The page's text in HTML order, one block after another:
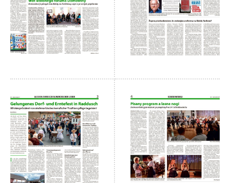
Casnik online
połny pśistup za Nowy
Casnik online a za e-
cełe wudaśe k
lazowanju online
archiw slědnych
wudaśow
fotografije
woglědaś, artikele
komentěrowaś
wót 14,40 € na lěto
(za abonentow
śišćanego wudaśa